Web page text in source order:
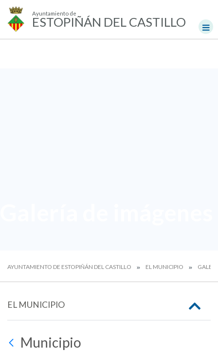
Ayuntamiento de
ESTOPIÑÁN DEL CASTILLO
AYUNTAMIENTO DE ESTOPIÑÁN DEL CASTILLO EL MUNICIPIO
EL MUNICIPIO
Municipio